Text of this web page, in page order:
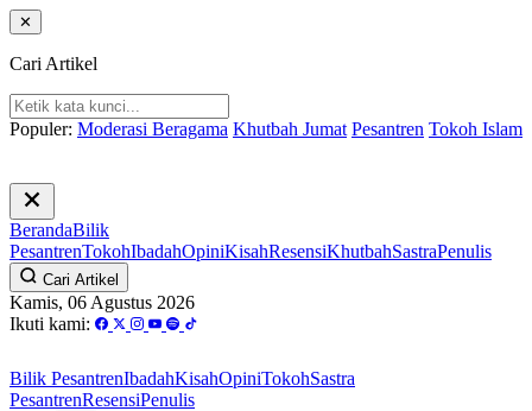
✕
Cari Artikel
Populer: Moderasi Beragama Khutbah Jumat Pesantren Tokoh Islam
BerandaBilik
PesantrenTokohIbadahOpiniKisahResensiKhutbahSastraPenulis
Cari Artikel
Kamis, 06 Agustus 2026
Ikuti kami:
Bilik PesantrenIbadahKisahOpiniTokohSastra
PesantrenResensiPenulis